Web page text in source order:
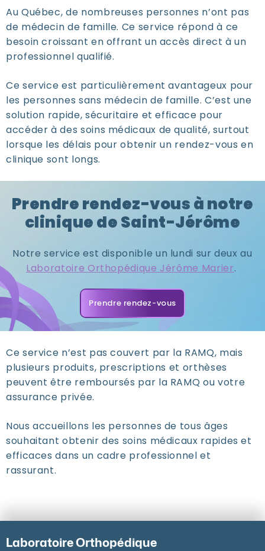
Au Québec, de nombreuses personnes n’ont pas
de médecin de famille. Ce service répond à ce
besoin croissant en offrant un accès direct à un
professionnel qualifié.
Ce service est particulièrement avantageux pour
les personnes sans médecin de famille. C’est une
solution rapide, sécuritaire et efficace pour
accéder à des soins médicaux de qualité, surtout
lorsque les délais pour obtenir un rendez-vous en
clinique sont longs.
Prendre rendez-vous à notre
clinique de Saint-Jérôme
Notre service est disponible un lundi sur deux au
Laboratoire Orthopédique Jérôme Marier.
Prendre rendez-vous
Ce service n’est pas couvert par la RAMQ, mais
plusieurs produits, prescriptions et orthèses
peuvent être remboursés par la RAMQ ou votre
assurance privée.
Nous accueillons les personnes de tous âges
souhaitant obtenir des soins médicaux rapides et
efficaces dans un cadre professionnel et
rassurant.
Laboratoire Orthopédique